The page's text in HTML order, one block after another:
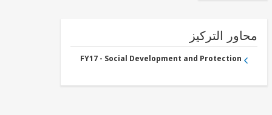
التركيز
FY17 - Social Development and Protection